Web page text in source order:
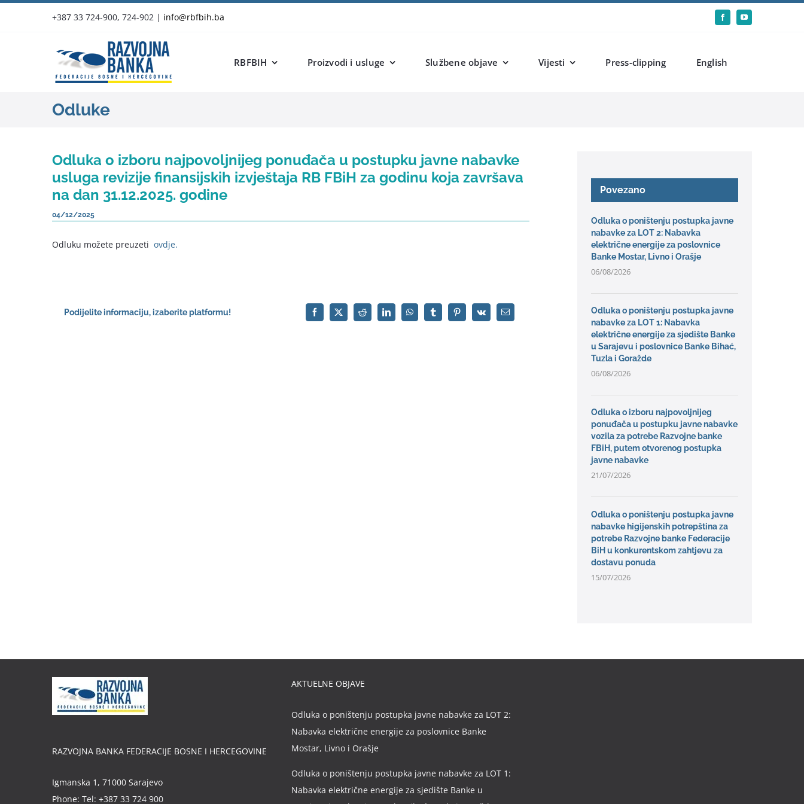
+387 33 724-900, 724-902 | info@rbfbih.ba
RBFBIH Proizvodi i usluge Službene objave Vijesti Press-clipping English
Odluke
Odluka o izboru najpovoljnijeg ponuđača u postupku javne nabavke
usluga revizije finansijskih izvještaja RB FBiH za godinu koja završava
na dan 31.12.2025. godine
04/12/2025
Odluku možete preuzeti ovdje.
Podijelite informaciju, izaberite platformu!
Povezano
Odluka o poništenju postupka javne
nabavke za LOT 2: Nabavka
električne energije za poslovnice
Banke Mostar, Livno i Orašje
06/08/2026
Odluka o poništenju postupka javne
nabavke za LOT 1: Nabavka
električne energije za sjedište Banke
u Sarajevu i poslovnice Banke Bihać,
Tuzla i Goražde
06/08/2026
Odluka o izboru najpovoljnijeg
ponuđača u postupku javne nabavke
vozila za potrebe Razvojne banke
FBiH, putem otvorenog postupka
javne nabavke
21/07/2026
Odluka o poništenju postupka javne
nabavke higijenskih potrepština za
potrebe Razvojne banke Federacije
BiH u konkurentskom zahtjevu za
dostavu ponuda
15/07/2026
RAZVOJNA BANKA FEDERACIJE BOSNE I HERCEGOVINE
Igmanska 1, 71000 Sarajevo
Phone: Tel: +387 33 724 900
AKTUELNE OBJAVE
Odluka o poništenju postupka javne nabavke za LOT 2:
Nabavka električne energije za poslovnice Banke
Mostar, Livno i Orašje
Odluka o poništenju postupka javne nabavke za LOT 1:
Nabavka električne energije za sjedište Banke u